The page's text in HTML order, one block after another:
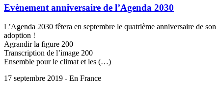
Evènement anniversaire de l’Agenda 2030
L’Agenda 2030 fêtera en septembre le quatrième anniversaire de son
adoption !
Agrandir la figure 200
Transcription de l’image 200
Ensemble pour le climat et les (…)
17 septembre 2019 - En France